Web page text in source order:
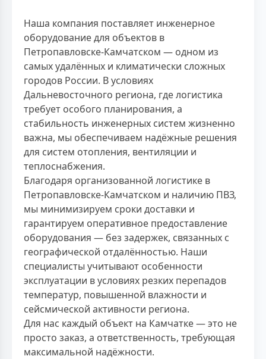
Наша компания поставляет инженерное
оборудование для объектов в
Петропавловске-Камчатском — одном из
самых удалённых и климатически сложных
городов России. В условиях
Дальневосточного региона, где логистика
требует особого планирования, а
стабильность инженерных систем жизненно
важна, мы обеспечиваем надёжные решения
для систем отопления, вентиляции и
теплоснабжения.
Благодаря организованной логистике в
Петропавловске-Камчатском и наличию ПВЗ,
мы минимизируем сроки доставки и
гарантируем оперативное предоставление
оборудования — без задержек, связанных с
географической отдалённостью. Наши
специалисты учитывают особенности
эксплуатации в условиях резких перепадов
температур, повышенной влажности и
сейсмической активности региона.
Для нас каждый объект на Камчатке — это не
просто заказ, а ответственность, требующая
максимальной надёжности.